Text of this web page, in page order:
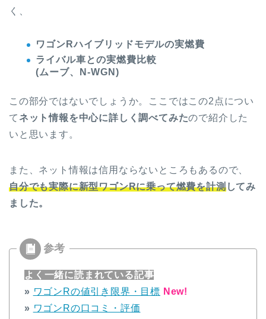
く、
ワゴンRハイブリッドモデルの実燃費
ライバル車との実燃費比較
(ムーブ、N-WGN)
この部分ではないでしょうか。ここではこの2点につい
てネット情報を中心に詳しく調べてみたので紹介した
いと思います。
また、ネット情報は信用ならないところもあるので、
自分でも実際に新型ワゴンRに乗って燃費を計測してみ
ました。
よく一緒に読まれている記事
» ワゴンRの値引き限界・目標 New!
» ワゴンRの口コミ・評価